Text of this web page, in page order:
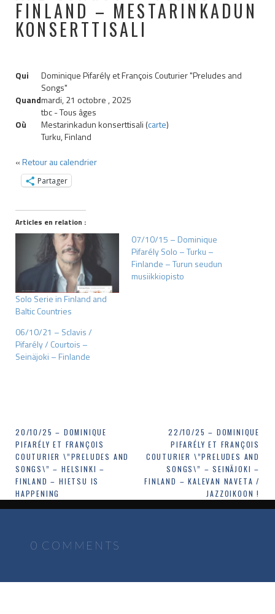
FINLAND – MESTARINKADUN
KONSERTTISALI
Qui
Dominique Pifarély et François Couturier "Preludes and
Songs"
Quandmardi, 21 octobre , 2025
tbc-Tous âges
Où
Mestarinkadun konserttisali (carte)
Turku, Finland
«Retour au calendrier
Partager
Articles en relation :
Solo Serie in Finland and
Baltic Countries
07/10/15 – Dominique
Pifarély Solo – Turku –
Finlande – Turun seudun
musiikkiopisto
06/10/21 – Sclavis /
Pifarély / Courtois –
Seinäjoki – Finlande
Navigation
de
l’article
20/10/25 – DOMINIQUE
PIFARÉLY ET FRANÇOIS
COUTURIER \”PRELUDES AND
SONGS\” – HELSINKI –
FINLAND – HIETSU IS
HAPPENING
22/10/25 – DOMINIQUE
PIFARÉLY ET FRANÇOIS
COUTURIER \”PRELUDES AND
SONGS\” – SEINÄJOKI –
FINLAND – KALEVAN NAVETA /
JAZZOIKOON !
0 COMMENTS